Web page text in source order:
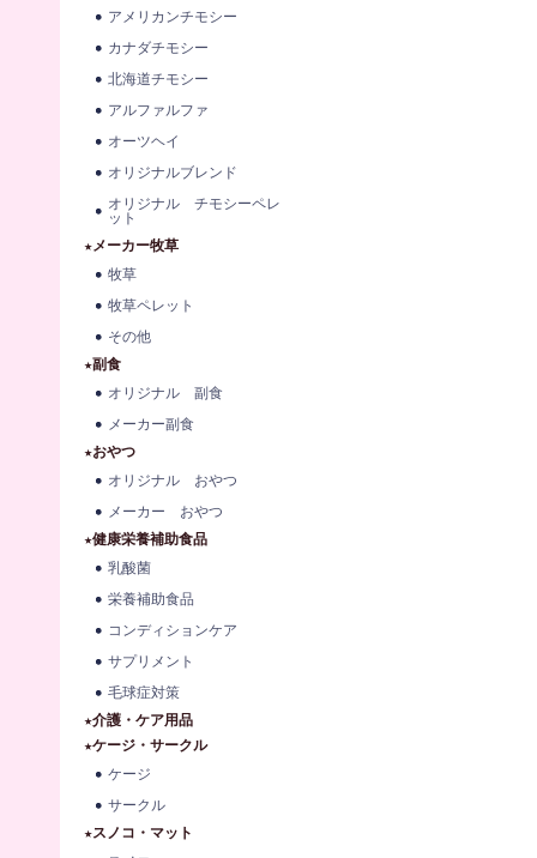
アメリカンチモシー
カナダチモシー
北海道チモシー
アルファルファ
オーツヘイ
オリジナルブレンド
オリジナル チモシーペレ
ット
★メーカー牧草
牧草
牧草ペレット
その他
★副食
オリジナル 副食
メーカー副食
★おやつ
オリジナル おやつ
メーカー おやつ
★健康栄養補助食品
乳酸菌
栄養補助食品
コンディションケア
サプリメント
毛球症対策
★介護・ケア用品
★ケージ・サークル
ケージ
サークル
★スノコ・マット